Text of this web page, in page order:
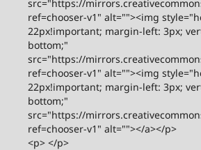
src="https://
ref=chooser-v1" alt=""><img
22px!important; margin-left: 3px;
bottom;"
src="https://
ref=chooser-v1" alt=""><img
22px!important; margin-left: 3px;
bottom;"
src="https://
ref=chooser-v1" alt=""></a></p>
<p> </p>